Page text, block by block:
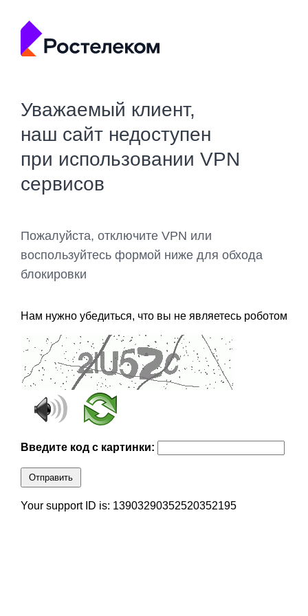
Уважаемый клиент,
наш сайт недоступен
при использовании VPN
сервисов
Пожалуйста, отключите VPN или
воспользуйтесь формой ниже для обхода
блокировки
Нам нужно убедиться, что вы не являетесь роботом
Введите код с картинки:
Отправить
Your support ID is: 13903290352520352195